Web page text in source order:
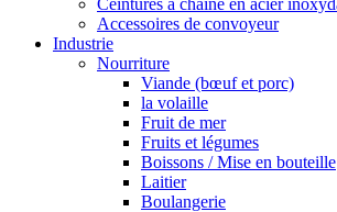
Ceintures à chaîne en acier
Accessoires de convoyeur
Industrie
Nourriture
Viande (bœuf et porc)
la volaille
Fruit de mer
Fruits et légumes
Boissons / Mise en bouteille
Laitier
Boulangerie